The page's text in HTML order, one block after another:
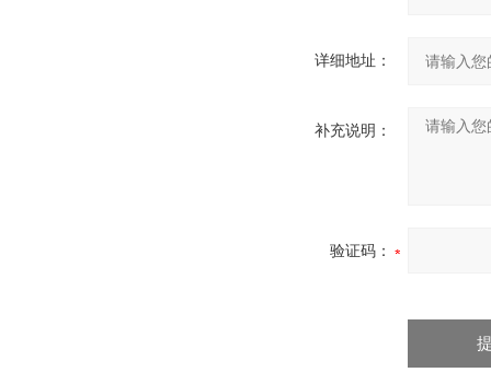
详细地址：
补充说明：
验证码：